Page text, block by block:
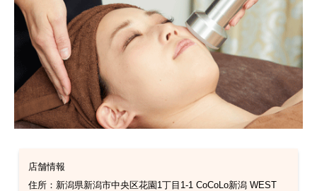
店舗情報
住所：新潟県新潟市中央区花園1丁目1-1 CoCoLo新潟 WEST